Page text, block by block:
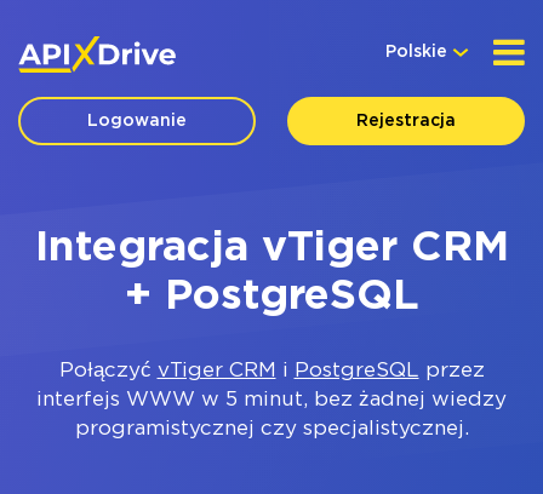
Polskie
Logowanie Rejestracja
Integracja vTiger CRM
+ PostgreSQL
Połączyć vTiger CRM i PostgreSQL przez
interfejs WWW w 5 minut, bez żadnej wiedzy
programistycznej czy specjalistycznej.